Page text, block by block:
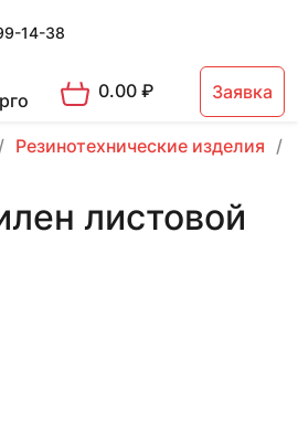
14-38
0.00₽ Заявка
Резинотехнические изделия
листовой